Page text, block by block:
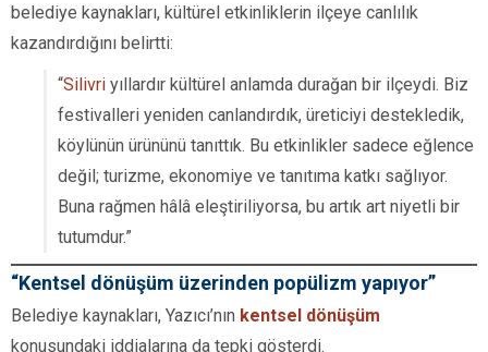
belediye kaynakları, kültürel etkinliklerin ilçeye canlılık
kazandırdığını belirtti:
“Silivri yıllardır kültürel anlamda durağan bir ilçeydi. Biz
festivalleri yeniden canlandırdık, üreticiyi destekledik,
köylünün ürününü tanıttık. Bu etkinlikler sadece eğlence
değil; turizme, ekonomiye ve tanıtıma katkı sağlıyor.
Buna rağmen hâlâ eleştiriliyorsa, bu artık art niyetli bir
tutumdur.”
“Kentsel dönüşüm üzerinden popülizm yapıyor”
Belediye kaynakları, Yazıcı’nın kentsel dönüşüm
konusundaki iddialarına da tepki gösterdi.